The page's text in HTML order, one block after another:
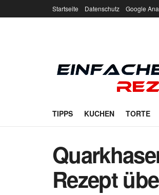
Startseite Datenschutz Google
TIPPS KUCHEN TORTE
Rezept